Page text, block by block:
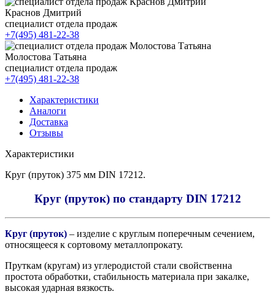
Краснов Дмитрий
специалист отдела продаж
+7(495) 481-22-38
Молостова Татьяна
специалист отдела продаж
+7(495) 481-22-38
Характеристики
Аналоги
Доставка
Отзывы
Характеристики
Круг (пруток) 375 мм DIN 17212.
Круг (пруток) по стандарту DIN 17212
Круг (пруток) – изделие с круглым поперечным сечением,
относящееся к сортовому металлопрокату.
Пруткам (кругам) из углеродистой стали свойственна
простота обработки, стабильность материала при закалке,
высокая ударная вязкость.